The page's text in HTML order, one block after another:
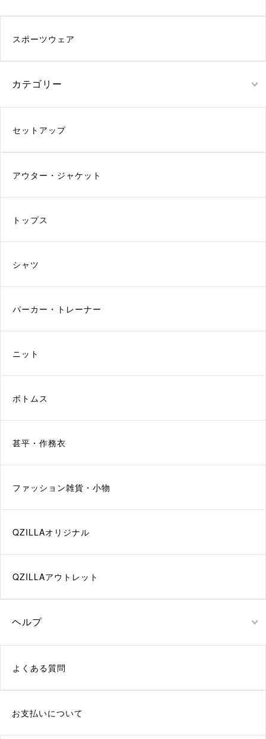
スポーツウェア
カテゴリー
セットアップ
アウター・ジャケット
トップス
シャツ
パーカー・トレーナー
ニット
ボトムス
甚平・作務衣
ファッション雑貨・小物
QZILLAオリジナル
QZILLAアウトレット
ヘルプ
よくある質問
お支払いについて